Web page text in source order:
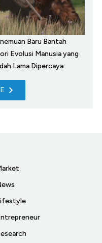
Baru Bantah
Evolusi Manusia yang
Lama Dipercaya